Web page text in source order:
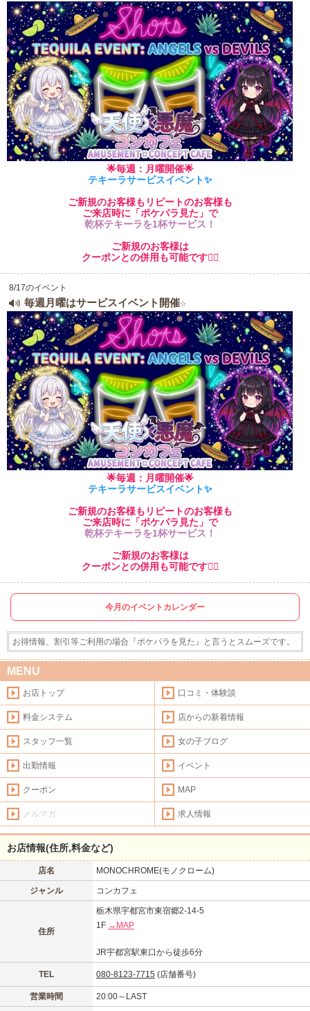
🌟毎週：月曜開催🌟
テキーラサービスイベント✨
ご新規のお客様もリピートのお客様も
ご来店時に「ポケパラ見た」で
乾杯テキーラを1杯サービス！
ご新規のお客様は
クーポンとの併用も可能です💁‍♀️
8/17のイベント
毎週月曜はサービスイベント開催☆
🌟毎週：月曜開催🌟
テキーラサービスイベント✨
ご新規のお客様もリピートのお客様も
ご来店時に「ポケパラ見た」で
乾杯テキーラを1杯サービス！
ご新規のお客様は
クーポンとの併用も可能です💁‍♀️
今月のイベントカレンダー
お得情報、割引等ご利用の場合『ポケパラを見た』と言うとスムーズです。
MENU
お店トップ 口コミ・体験談
料金システム 店からの新着情報
スタッフ一覧 女の子ブログ
出勤情報 イベント
クーポン MAP
メルマガ 求人情報
お店情報(住所,料金など)
店名 MONOCHROME(モノクローム)
ジャンル コンカフェ
住所
栃木県宇都宮市東宿郷2-14-5
1F →MAP
JR宇都宮駅東口から徒歩6分
TEL 080-8123-7715 (店舗番号)
営業時間 20:00～LAST